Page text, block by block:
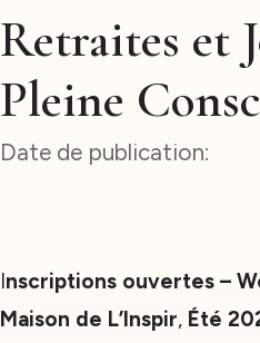
Retraites et
Pleine
Inscriptions ouvertes –
Maison de L’Inspir, Été